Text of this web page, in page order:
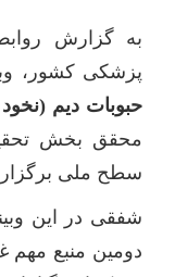
به گزارش
پزشکی کشور،
حبوبات دیم
محقق بخش
سطح ملی
شفقی در این
دومین منبع مهم